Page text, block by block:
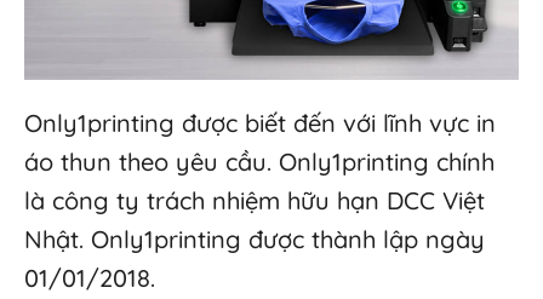
Only1printing được biết đến với lĩnh vực in
áo thun theo yêu cầu. Only1printing chính
là công ty trách nhiệm hữu hạn DCC Việt
Nhật. Only1printing được thành lập ngày
01/01/2018.